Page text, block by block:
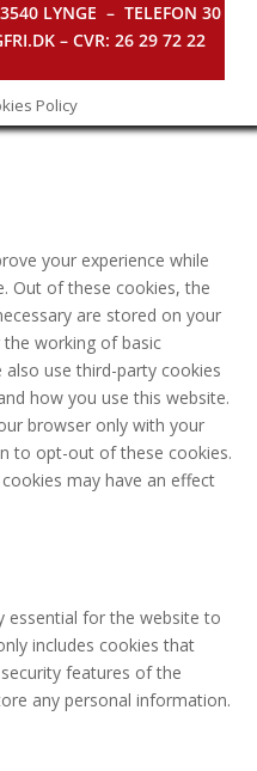
LYNGE – TELEFON 30
– CVR: 26 29 72 22
Policy
your experience while
Out of these cookies, the
are stored on your
working of basic
use third-party cookies
how you use this website.
browser only with your
to opt-out of these cookies.
may have an effect
essential for the website to
includes cookies that
features of the
any personal information.